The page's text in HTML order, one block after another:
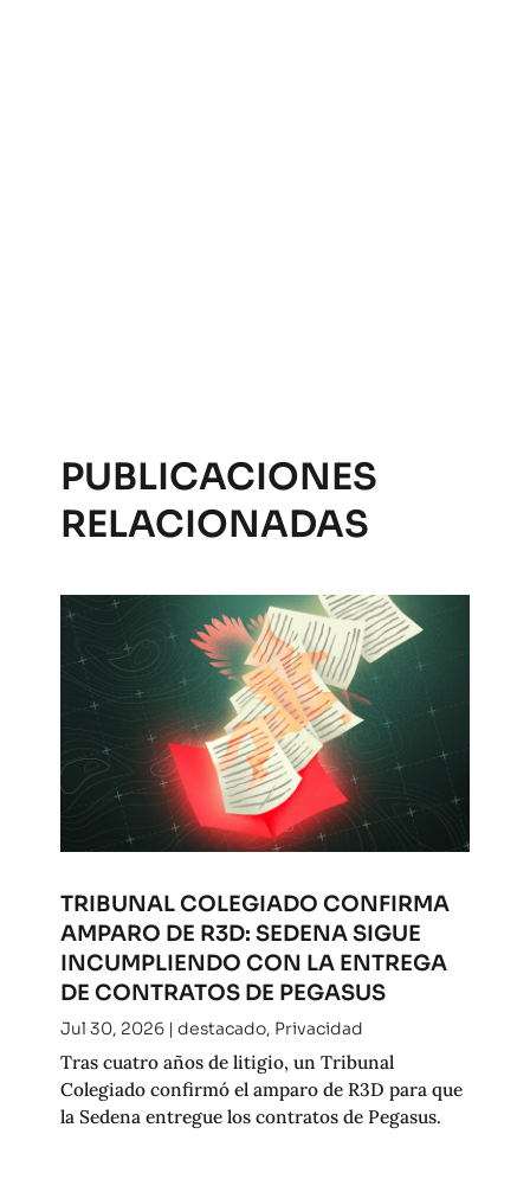
PUBLICACIONES
RELACIONADAS
TRIBUNAL COLEGIADO CONFIRMA
AMPARO DE R3D: SEDENA SIGUE
INCUMPLIENDO CON LA ENTREGA
DE CONTRATOS DE PEGASUS
Jul 30, 2026| destacado, Privacidad
Tras cuatro años de litigio, un Tribunal
Colegiado confirmó el amparo de R3D para que
la Sedena entregue los contratos de Pegasus.